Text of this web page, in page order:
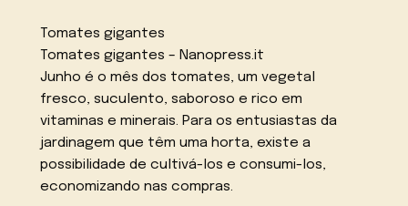
Tomates gigantes
Tomates gigantes – Nanopress.it
Junho é o mês dos tomates, um vegetal
fresco, suculento, saboroso e rico em
vitaminas e minerais. Para os entusiastas da
jardinagem que têm uma horta, existe a
possibilidade de cultivá-los e consumi-los,
economizando nas compras.